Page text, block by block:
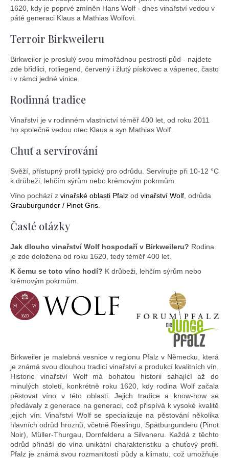
1620, kdy je poprvé zmíněn Hans Wolf - dnes vinařství vedou v
páté generaci Klaus a Mathias Wolfovi.
Terroir Birkweileru
Birkweiler je proslulý svou mimořádnou pestrostí půd - najdete
zde břidlici, rotliegend, červený i žlutý pískovec a vápenec, často
i v rámci jedné vinice.
Rodinná tradice
Vinařství je v rodinném vlastnictví téměř 400 let, od roku 2011
ho společně vedou otec Klaus a syn Mathias Wolf.
Chuť a servírování
Svěží, přístupný profil typický pro odrůdu. Servírujte při 10-12 °C
k drůbeži, lehčím sýrům nebo krémovým pokrmům.
Víno pochází z vinařské oblasti Pfalz od vinařství Wolf, odrůda
Grauburgunder / Pinot Gris.
Časté otázky
Jak dlouho vinařství Wolf hospodaří v Birkweileru? Rodina
je zde doložena od roku 1620, tedy téměř 400 let.
K čemu se toto víno hodí? K drůbeži, lehčím sýrům nebo
krémovým pokrmům.
Birkweiler je malebná vesnice v regionu Pfalz v Německu, která
je známá svou dlouhou tradicí vinařství a produkcí kvalitních vín.
Historie vinařství Wolf má bohatou historii sahající až do
minulých století, konkrétně roku 1620, kdy rodina Wolf začala
pěstovat víno v této oblasti. Jejich tradice a know-how se
předávaly z generace na generaci, což přispívá k vysoké kvalitě
jejich vín. Vinařství Wolf se specializuje na pěstování několika
hlavních odrůd hroznů, včetně Rieslingu, Spätburgunderu (Pinot
Noir), Müller-Thurgau, Dornfelderu a Silvaneru. Každá z těchto
odrůd přináší do vína unikátní charakteristiku a chuťový profil.
Pfalz je známá svou rozmanitostí půdy a klimatu, což umožňuje